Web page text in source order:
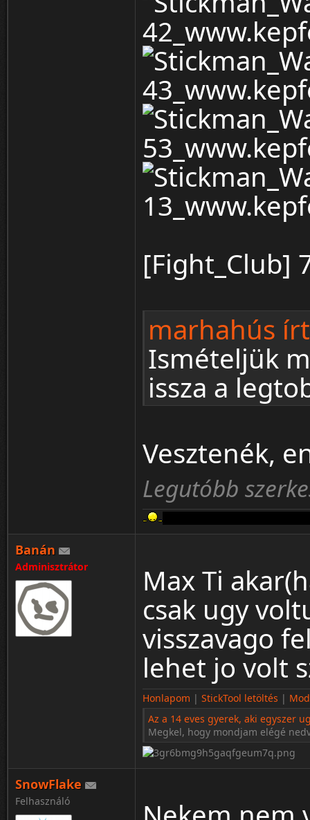
[Fight_Club]
marhahús
Ismételjük
issza a
Vesztenék,
Legutóbb
Banán
Adminisztrátor
Max Ti
csak ugy
visszavago
lehet jo volt
Honlapom | StickTool letöltés |
Az a 14 eves gyerek, aki egyszer
Megkel, hogy mondjam elégé
SnowFlake
Felhasználó